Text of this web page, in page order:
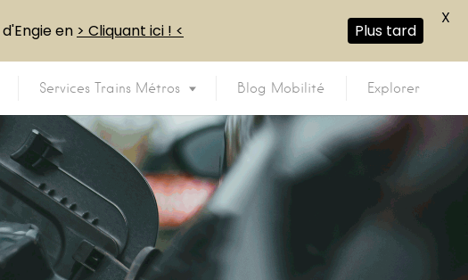
Services Trains Métros Blog Mobilité Explorer
d'Engie en > Cliquant ici ! < Plus tard
X